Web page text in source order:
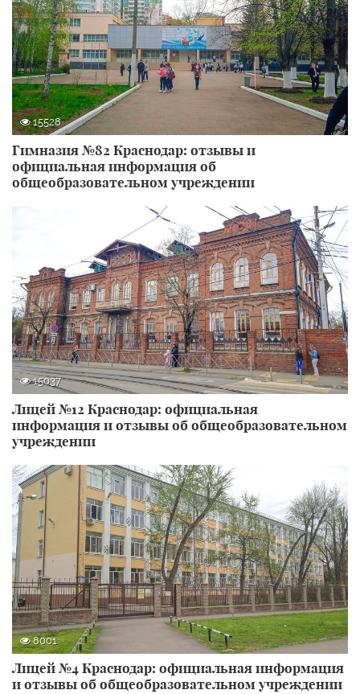
15528
Гимназия №82 Краснодар: отзывы и
официальная информация об
общеобразовательном учреждении
15037
Лицей №12 Краснодар: официальная
информация и отзывы об общеобразовательном
учреждении
8001
Лицей №4 Краснодар: официальная информация
и отзывы об общеобразовательном учреждении